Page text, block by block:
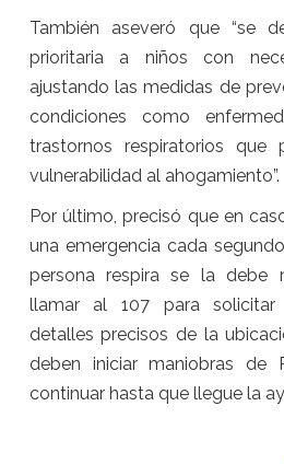
También aseveró que “se
prioritaria a niños con
ajustando las medidas de
condiciones como
trastornos respiratorios que
vulnerabilidad al ahogamiento”.
Por último, precisó que en
una emergencia cada
persona respira se la debe
llamar al 107 para solicitar
detalles precisos de la
deben iniciar maniobras de
continuar hasta que llegue la